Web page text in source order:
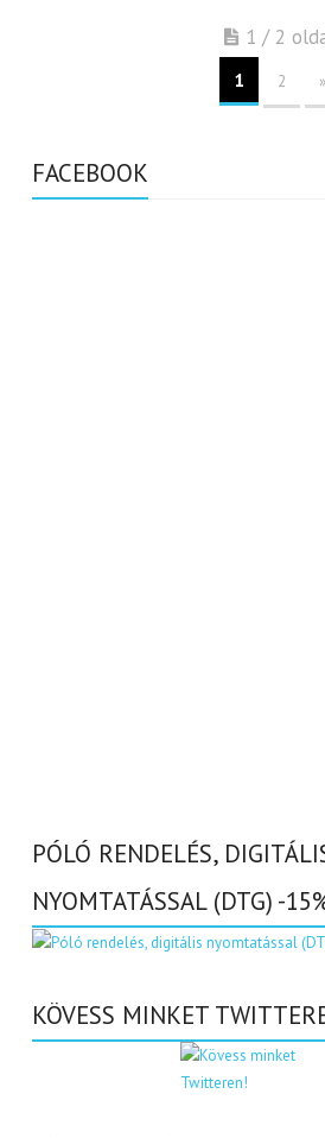
1 / 2
1 2 »
FACEBOOK
PÓLÓ RENDELÉS,
NYOMTATÁSSAL (DTG) -
KÖVESS MINKET